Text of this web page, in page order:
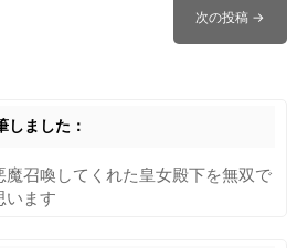
次の投稿 →
しました：
召喚してくれた皇女殿下を無双で
います